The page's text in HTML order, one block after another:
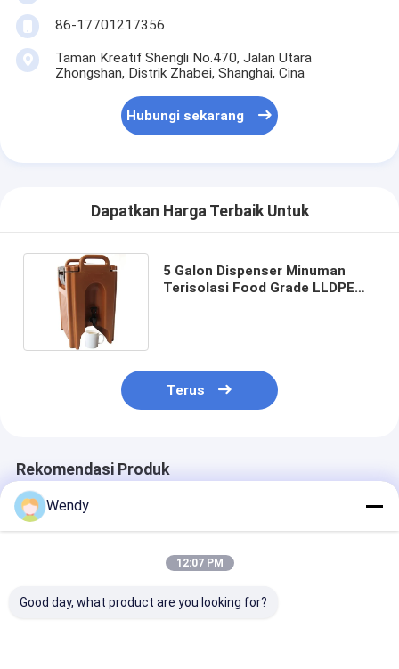
86-17701217356
Taman Kreatif Shengli No.470, Jalan Utara
Zhongshan, Distrik Zhabei, Shanghai, Cina
Hubungi sekarang
Dapatkan Harga Terbaik Untuk
5 Galon Dispenser Minuman
Terisolasi Food Grade LLDPE
Terus
Rekomendasi Produk
Wendy
12:07 PM
Good day, what product are you looking for?